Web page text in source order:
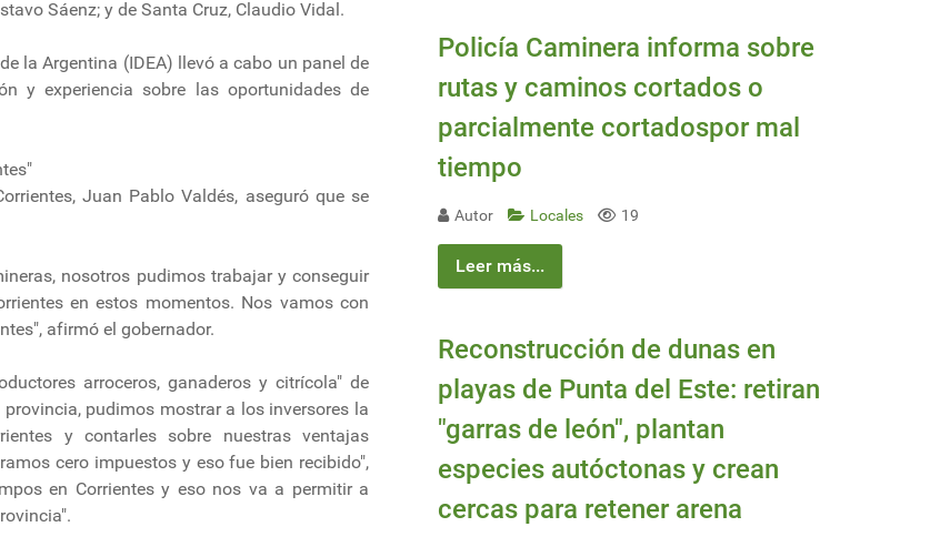
Sáenz; y de Santa Cruz, Claudio Vidal.
la Argentina (IDEA) llevó a cabo un panel de
y experiencia sobre las oportunidades de
Juan Pablo Valdés, aseguró que se
nosotros pudimos trabajar y conseguir
en estos momentos. Nos vamos con
afirmó el gobernador.
arroceros, ganaderos y citrícola" de
pudimos mostrar a los inversores la
y contarles sobre nuestras ventajas
cero impuestos y eso fue bien recibido",
en Corrientes y eso nos va a permitir a
Policía Caminera informa sobre
rutas y caminos cortados o
parcialmente cortadospor mal
tiempo
Autor Locales 19
Leer más...
Reconstrucción de dunas en
playas de Punta del Este: retiran
"garras de león", plantan
especies autóctonas y crean
cercas para retener arena